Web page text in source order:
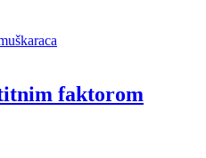
faktorom